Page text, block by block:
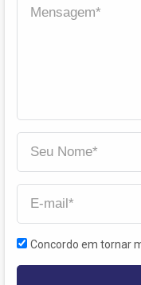
Concordo em tornar